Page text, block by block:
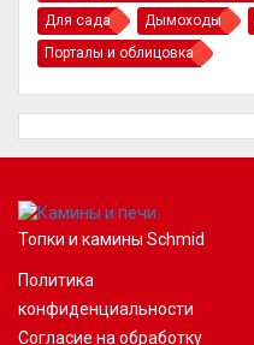
Для сада
Дымоходы
Порталы и облицовка
Топки и камины Schmid
Политика
конфиденциальности
Согласие на обработку